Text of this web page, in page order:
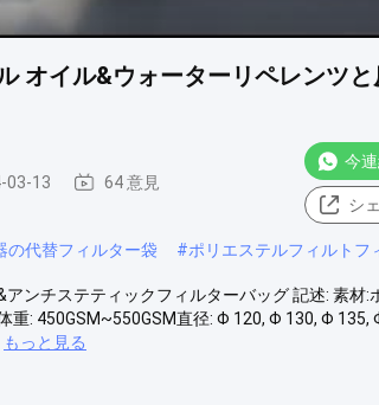
オイル&ウォーターリペレンツ
03-13 64 意見
今
シ
の代替フィルター袋 #ポリエステルフィルトフ
ンチステティックフィルターバッグ 記述: 素材:
重: 450GSM~550GSM直径: Φ 120, Φ 130, Φ
もっと見る